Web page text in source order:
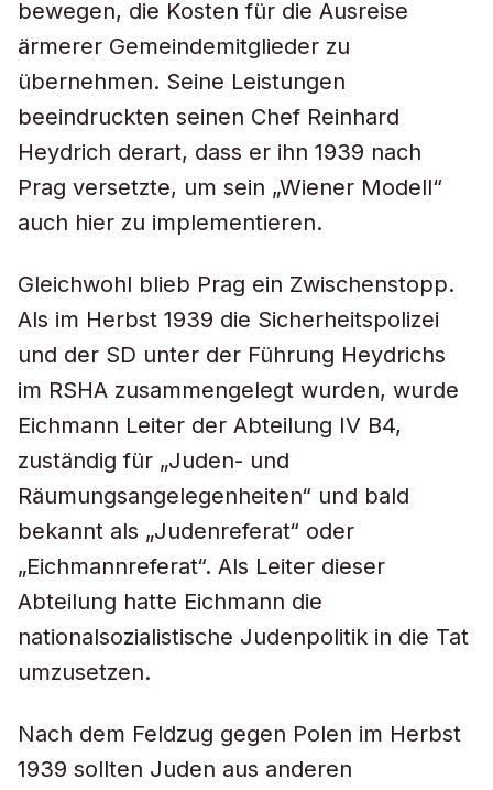
bewegen, die Kosten für die Ausreise
ärmerer Gemeindemitglieder zu
übernehmen. Seine Leistungen
beeindruckten seinen Chef Reinhard
Heydrich derart, dass er ihn 1939 nach
Prag versetzte, um sein „Wiener Modell“
auch hier zu implementieren.
Gleichwohl blieb Prag ein Zwischenstopp.
Als im Herbst 1939 die Sicherheitspolizei
und der SD unter der Führung Heydrichs
im RSHA zusammengelegt wurden, wurde
Eichmann Leiter der Abteilung IV B4,
zuständig für „Juden- und
Räumungsangelegenheiten“ und bald
bekannt als „Judenreferat“ oder
„Eichmannreferat“. Als Leiter dieser
Abteilung hatte Eichmann die
nationalsozialistische Judenpolitik in die Tat
umzusetzen.
Nach dem Feldzug gegen Polen im Herbst
1939 sollten Juden aus anderen